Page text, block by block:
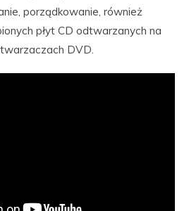
porządkowanie, również
płyt CD odtwarzanych na
DVD.